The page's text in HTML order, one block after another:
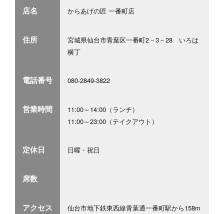
店名 からあげの匠 一番町店
住所
宮城県仙台市青葉区一番町2－3－28 いろは
横丁
電話番号 080-2849-3822
営業時間
11:00～14:00（ランチ）
11:00～23:00（テイクアウト）
定休日 日曜・祝日
席数
アクセス 仙台市地下鉄東西線青葉通一番町駅から158m